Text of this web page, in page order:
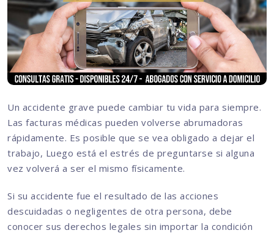
Un accidente grave puede cambiar tu vida para siempre.
Las facturas médicas pueden volverse abrumadoras
rápidamente. Es posible que se vea obligado a dejar el
trabajo, Luego está el estrés de preguntarse si alguna
vez volverá a ser el mismo físicamente.
Si su accidente fue el resultado de las acciones
descuidadas o negligentes de otra persona, debe
conocer sus derechos legales sin importar la condición